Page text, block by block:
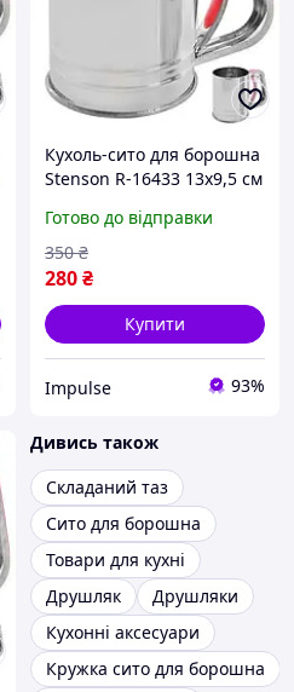
Кухоль-сито для борошна
Stenson R-16433 13х9,5 см
Готово до відправки
280₴
350 ₴
Купити
Impulse 93%
Дивись також
Складаний таз
Сито для борошна
Товари для кухні
Друшляк
Друшляки
Кухонні аксесуари
Кружка сито для борошна